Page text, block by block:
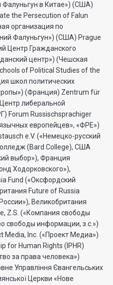
Фалуньгун в Китае») (США)
the Persecution of Falun
организация по
Фалуньгун») (США) Prague
Центр Гражданского
центр») (Чешская
of Political Studies of the
школ политических
(Франция) Zentrum für
либеральной
Forum Russischsprachiger
европейцев», «ФРЕ»)
e.V. («Немецко-русский
(Bard College), США
выбор»), Франция
Ходорковского»),
Fund («Оксфордский
Future of Russia
Великобритания
Z.S. («Компания свободы
свободы информации, з.с.»)
Media, Inc. («Проект Медиа»)
for Human Rights (IPHR)
за права человека»)
Управлiння Євангельських
Церкви «Нове